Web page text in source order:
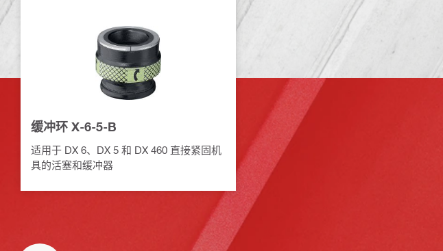
缓冲环 X-6-5-B
适用于 DX 6、DX 5 和 DX 460 直接紧固机
具的活塞和缓冲器